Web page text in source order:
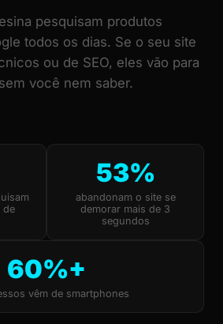
pesquisam produtos
todos os dias. Se o seu site
ou de SEO, eles vão para
você nem saber.
de
53%
abandonam o site se
demorar mais de 3
segundos
60%+
vêm de smartphones